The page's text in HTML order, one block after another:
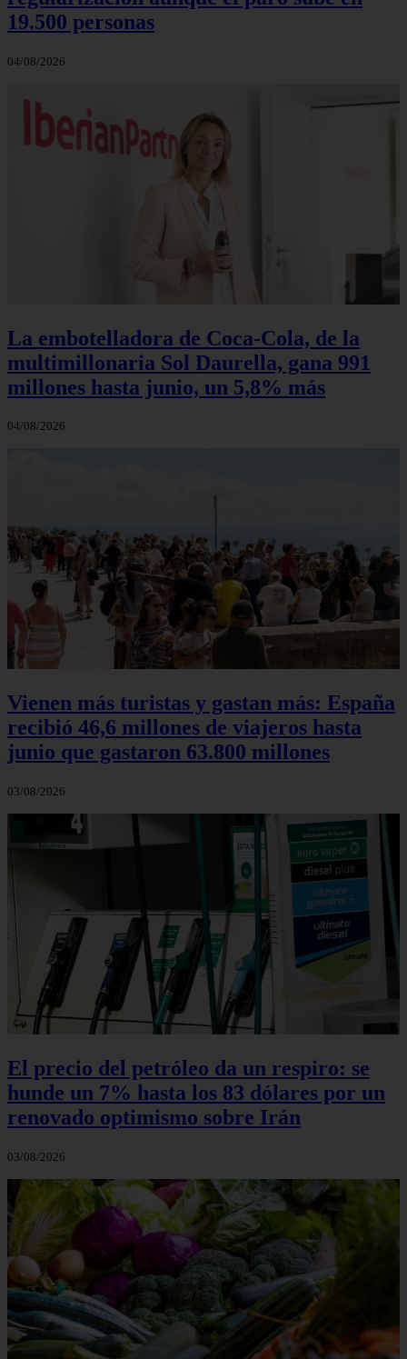
19.500 personas
04/08/2026
La embotelladora de Coca-Cola, de la
multimillonaria Sol Daurella, gana 991
millones hasta junio, un 5,8% más
04/08/2026
Vienen más turistas y gastan más: España
recibió 46,6 millones de viajeros hasta
junio que gastaron 63.800 millones
03/08/2026
El precio del petróleo da un respiro: se
hunde un 7% hasta los 83 dólares por un
renovado optimismo sobre Irán
03/08/2026